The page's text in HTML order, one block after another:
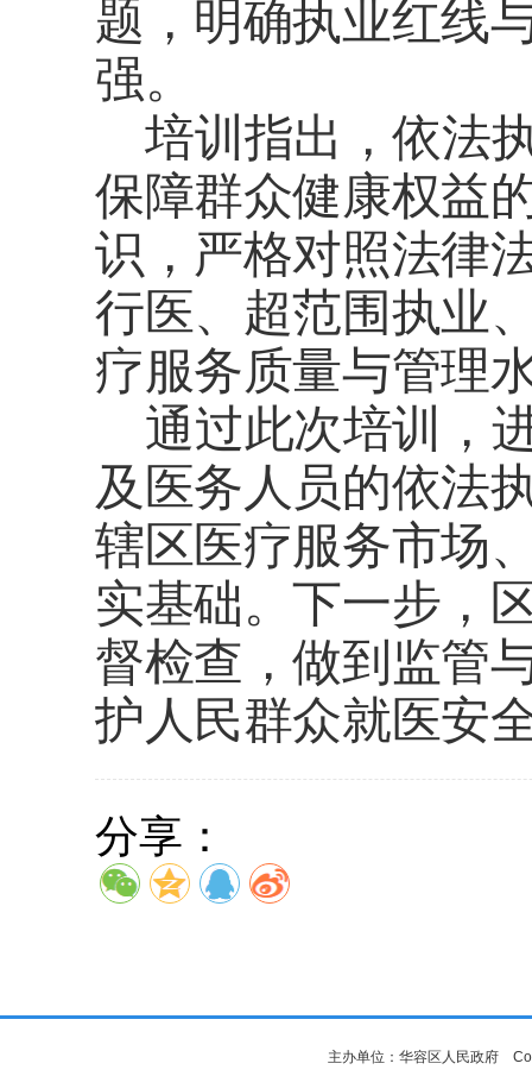
题，明确执业红线
强。
培训指出，依法
保障群众健康权益
识，严格对照法律
行医、超范围执业
疗服务质量与管理
通过此次培训，
及医务人员的依法
辖区医疗服务市场
实基础。下一步，
督检查，做到监管
护人民群众就医安
分享：
主办单位：华容区人民政府